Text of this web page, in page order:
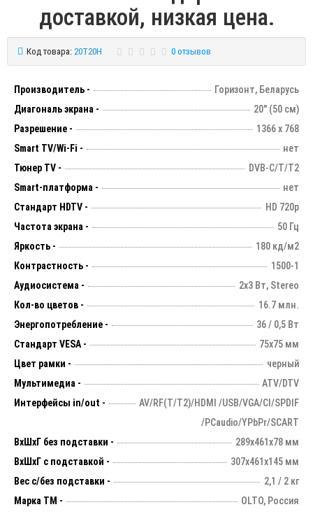
доставкой, низкая цена.
Код товара: 20T20H 0 отзывов
Производитель -
Горизонт, Беларусь
Диагональ экрана -
20" (50 см)
Разрешение -
1366 х 768
Smart TV/Wi-Fi -
нет
Тюнер TV -
DVB-C/T/T2
Smart-платформа -
нет
Стандарт HDTV -
HD 720p
Частота экрана -
50 Гц
Яркость -
180 кд/м2
Контрастность -
1500-1
Аудиосистема -
2х3 Вт, Stereo
Кол-во цветов -
16.7 млн.
Энергопотребление -
36 / 0,5 Вт
Стандарт VESA -
75х75 мм
Цвет рамки -
черный
Мультимедиа -
ATV/DTV
Интерфейсы in/out -
AV/RF(T/T2)/HDMI /USB/VGA/CI/SPDIF
/PCaudio/YPbPr/SCART
ВхШхГ без подставки -
289х461х78 мм
ВхШхГ с подставкой -
307x461x145 мм
Вес с/без подставки -
2,1 / 2 кг
Марка ТМ -
OLTO, Россия